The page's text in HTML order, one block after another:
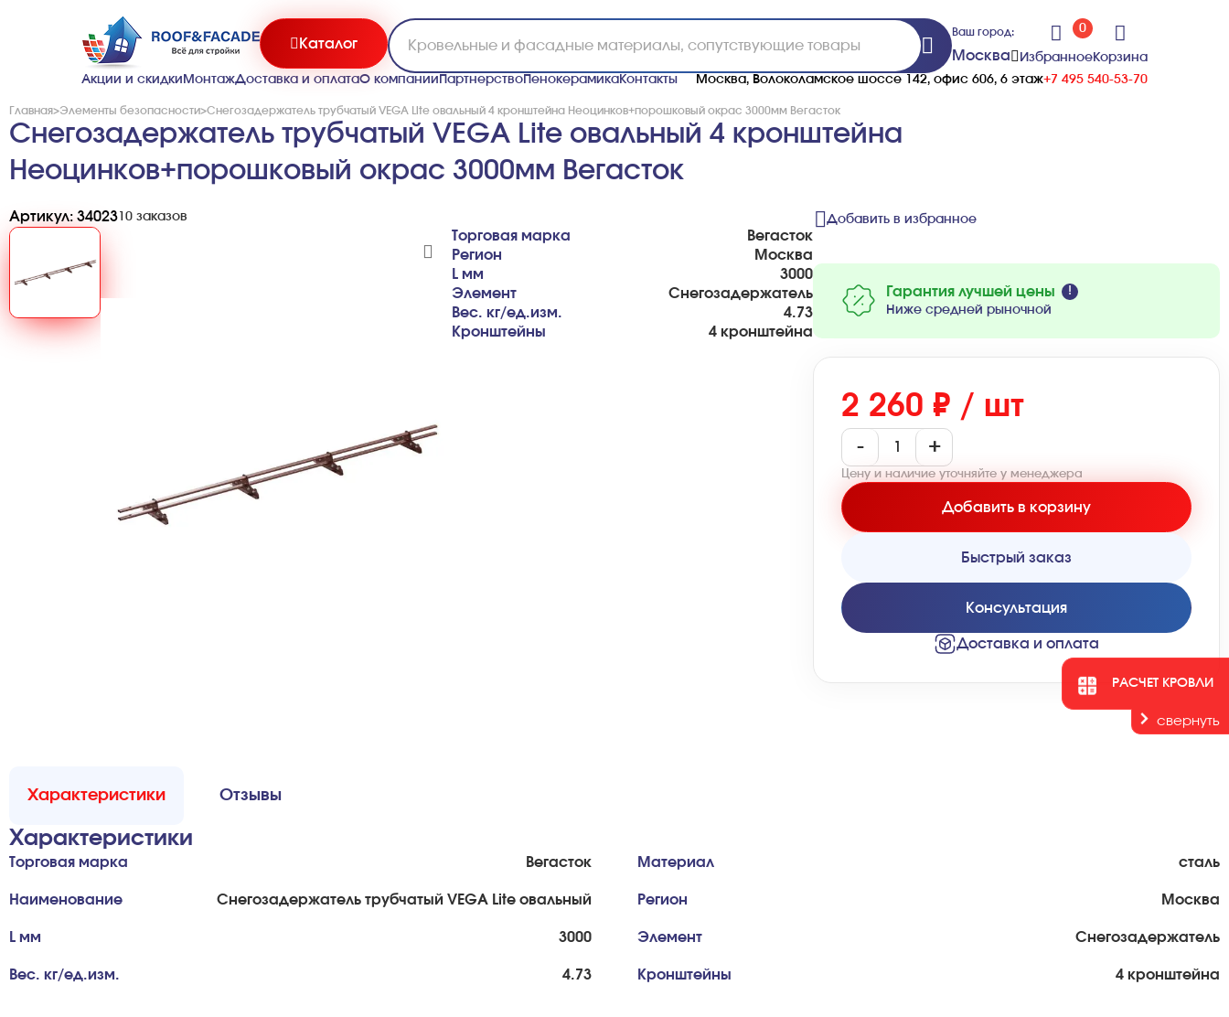
РАСЧЕТ КРОВЛИ
свернуть
Каталог
Ваш город:
Москва
0
ИзбранноеКорзина
Акции и скидки МонтажДоставка и оплатаО компании ПартнерствоПенокерамикаКонтакты Москва, Волоколамское шоссе 142, офис 606, 6 этаж+7 495 540-53-70
Главная>Элементы безопасности>Снегозадержатель трубчатый VEGA Lite овальный 4 кронштейна Неоцинков+порошковый окрас 3000мм Вегасток
Снегозадержатель трубчатый VEGA Lite овальный 4 кронштейна
Неоцинков+порошковый окрас 3000мм Вегасток
Артикул: 34023 10 заказов
Торговая марка
Вегасток
Регион
Москва
L мм
3000
Элемент
Снегозадержатель
Вес. кг/ед.изм.
4.73
Кронштейны
4 кронштейна
Добавить в избранное
Гарантия лучшей цены
Ниже средней рыночной
2 260 ₽ / шт
- +
Цену и наличие уточняйте у менеджера
Добавить в корзину
Быстрый заказ
Консультация
Доставка и оплата
Характеристики Отзывы
Характеристики
Торговая марка Вегасток Материал сталь
Наименование Снегозадержатель трубчатый VEGA Lite овальный Регион Москва
L мм 3000 Элемент Снегозадержатель
Вес. кг/ед.изм. 4.73 Кронштейны 4 кронштейна